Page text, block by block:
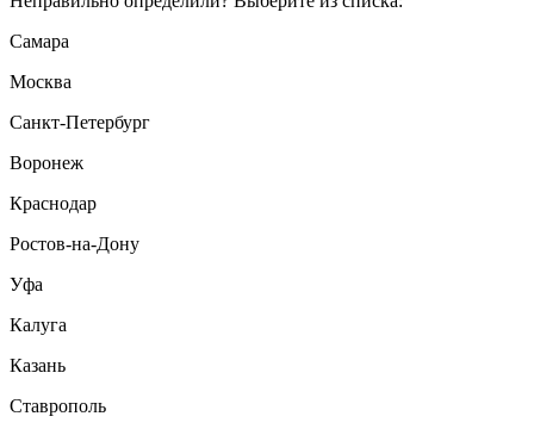
Самара
Москва
Санкт-Петербург
Воронеж
Краснодар
Ростов-на-Дону
Уфа
Калуга
Казань
Ставрополь